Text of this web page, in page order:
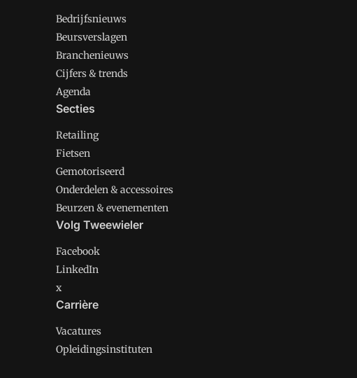
Bedrijfsnieuws
Beursverslagen
Branchenieuws
Cijfers & trends
Agenda
Secties
Retailing
Fietsen
Gemotoriseerd
Onderdelen & accessoires
Beurzen & evenementen
Volg Tweewieler
Facebook
LinkedIn
x
Carrière
Vacatures
Opleidingsinstituten